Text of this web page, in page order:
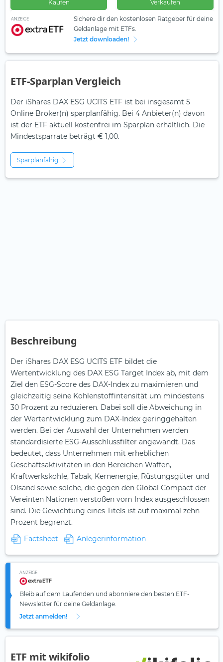
Kaufen Verkaufen
ANZEIGE
Sichere dir den kostenlosen Ratgeber für deine
Geldanlage mit ETFs.
Jetzt downloaden!
ETF-Sparplan Vergleich
Der iShares DAX ESG UCITS ETF ist bei insgesamt 5
Online Broker(n) sparplanfähig. Bei 4 Anbieter(n) davon
ist der ETF aktuell kostenfrei im Sparplan erhältlich. Die
Mindestsparrate beträgt € 1,00.
Sparplanfähig
Beschreibung
Der iShares DAX ESG UCITS ETF bildet die
Wertentwicklung des DAX ESG Target Index ab, mit dem
Ziel den ESG-Score des DAX-Index zu maximieren und
gleichzeitig seine Kohlenstoffintensität um mindestens
30 Prozent zu reduzieren. Dabei soll die Abweichung in
der Wertentwicklung zum DAX-Index geringgehalten
werden. Bei der Auswahl der Unternehmen werden
standardisierte ESG-Ausschlussfilter angewandt. Das
bedeutet, dass Unternehmen mit erheblichen
Geschäftsaktivitäten in den Bereichen Waffen,
Kraftwerkskohle, Tabak, Kernenergie, Rüstungsgüter und
Ölsand sowie solche, die gegen den Global Compact der
Vereinten Nationen verstoßen vom Index ausgeschlossen
sind. Die Gewichtung eines Titels ist auf maximal zehn
Prozent begrenzt.
Factsheet
Anlegerinformation
ANZEIGE
Bleib auf dem Laufenden und abonniere den besten ETF-
Newsletter für deine Geldanlage.
Jetzt anmelden!
ETF mit wikifolio